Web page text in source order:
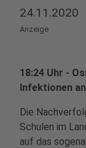
24.11.2020
Anzeige
18:24 Uhr -
Infektionen
Die
Schulen im
auf das